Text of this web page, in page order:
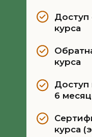
Доступ
курса
курса
Доступ
6
курса